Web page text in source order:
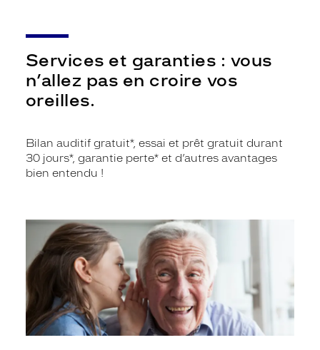
Services et garanties : vous
n’allez pas en croire vos
oreilles.
Bilan auditif gratuit*, essai et prêt gratuit durant
30 jours*, garantie perte* et d’autres avantages
bien entendu !